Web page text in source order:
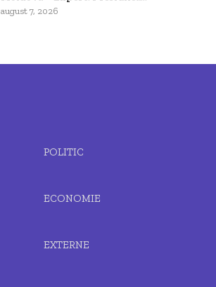
august 7, 2026
POLITIC
ECONOMIE
EXTERNE